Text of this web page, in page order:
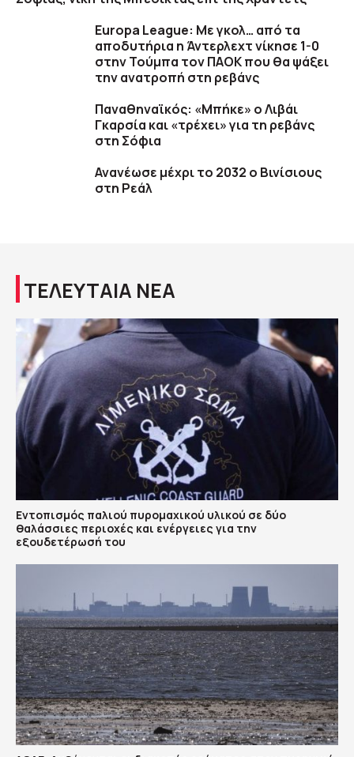
Europa League: Με γκολ… από τα
αποδυτήρια η Άντερλεχτ νίκησε 1-0
στην Τούμπα τον ΠΑΟΚ που θα ψάξει
την ανατροπή στη ρεβάνς
Παναθηναϊκός: «Μπήκε» ο Λιβάι
Γκαρσία και «τρέχει» για τη ρεβάνς
στη Σόφια
Ανανέωσε μέχρι το 2032 ο Βινίσιους
στη Ρεάλ
ΤΕΛΕΥΤΑΙΑ ΝΕΑ
Εντοπισμός παλιού πυρομαχικού υλικού σε δύο
θαλάσσιες περιοχές και ενέργειες για την
εξουδετέρωσή του